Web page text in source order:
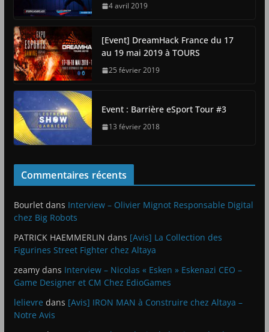
4 avril 2019
[Event] DreamHack France du 17
au 19 mai 2019 à TOURS
25 février 2019
Event : Barrière eSport Tour #3
13 février 2018
Commentaires récents
Bourletdans Interview – Olivier Mignot Responsable Digital
chez Big Robots
PATRICK HAEMMERLIN dans [Avis] La Collection des
Figurines Street Fighter chez Altaya
zeamydans Interview – Nicolas « Esken » Eskenazi CEO –
Game Designer et CM Chez EdioGames
lelievre dans [Avis] IRON MAN à Construire chez Altaya –
Notre Avis